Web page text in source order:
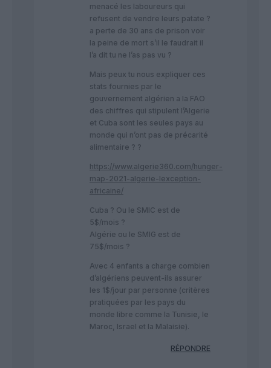
menacé les laboureurs qui
refusent de vendre leurs patate ?
a perte de 30 ans de prison voir
la peine de mort s’il le faudrait il
l’a dit tu ne l’as pas vu ?
Mais peux tu nous expliquer ces
stats fournies par le
gouvernement algérien a la FAO
des chiffres qui stipulent l’Algerie
et Cuba sont les seules pays au
monde qui n’ont pas de précarité
alimentaire ? ?
https://www.algerie360.com/hunger-
map-2021-algerie-lexception-
africaine/
Cuba ? Ou le SMIC est de
5$/mois ?
Algérie ou le SMIG est de
75$/mois ?
Avec 4 enfants a charge combien
d’algériens peuvent-ils assurer
les 1$/jour par personne (critères
pratiquées par les pays du
monde libre comme la Tunisie, le
Maroc, Israel et la Malaisie).
RÉPONDRE